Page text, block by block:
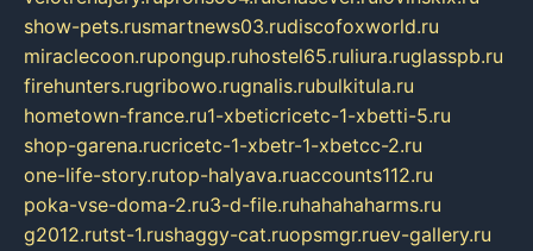
show-pets.rusmartnews03.rudiscofoxworld.ru
miraclecoon.rupongup.ruhostel65.ruliura.ruglasspb.ru
firehunters.rugribowo.rugnalis.rubulkitula.ru
hometown-france.ru1-xbeticricetc-1-xbetti-5.ru
shop-garena.rucricetc-1-xbetr-1-xbetcc-2.ru
one-life-story.rutop-halyava.ruaccounts112.ru
poka-vse-doma-2.ru3-d-file.ruhahahaharms.ru
g2012.rutst-1.rushaggy-cat.ruopsmgr.ruev-gallery.ru